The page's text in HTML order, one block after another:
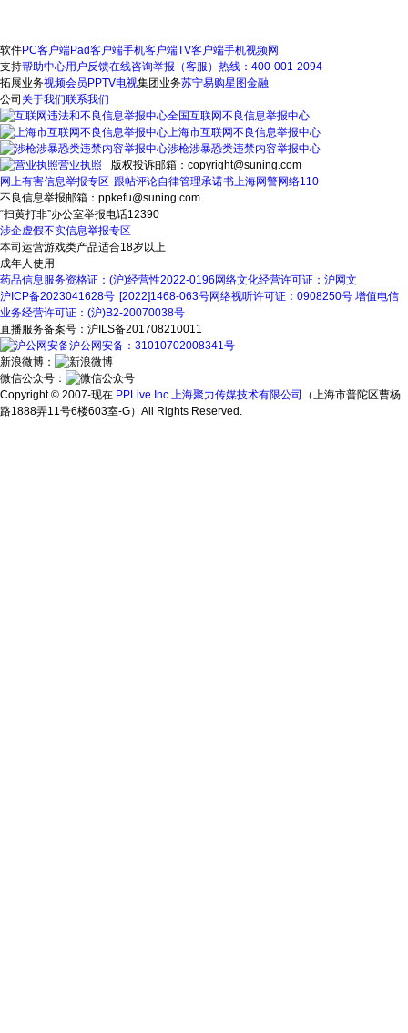
软件PC客户端Pad客户端手机客户端TV客户端手机视频网
支持帮助中心用户反馈在线咨询举报（客服）热线：400-001-2094
拓展业务视频会员 PPTV电视集团业务苏宁易购星图金融
公司 关于我们联系我们
全国互联网不良信息举报中心
上海市互联网不良信息举报中心
涉枪涉暴恐类违禁内容举报中心
营业执照
版权投诉邮箱：copyright@suning.com
跟帖评论自律管理承诺书
网上有害信息举报专区
上海网警网络110
不良信息举报邮箱：ppkefu@suning.com
“扫黄打非”办公室举报电话12390
涉企虚假不实信息举报专区
本司运营游戏类产品适合18岁以上
成年人使用
药品信息服务资格证：(沪)经营性2022-0196 网络文化经营许可证：沪网文
[2022]1468-063号
沪ICP备2023041628号 网络视听许可证：0908250号 增值电信
业务经营许可证：(沪)B2-20070038号
直播服务备案号：沪ILS备201708210011
沪公网安备：31010702008341号
新浪微博：
微信公众号：
Copyright © 2007-现在 PPLive Inc.上海聚力传媒技术有限公司
（上海市普陀区曹杨
路1888弄11号6楼603室-G）All Rights Reserved.